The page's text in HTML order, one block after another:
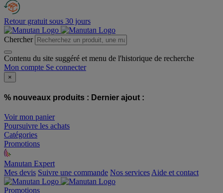
Retour gratuit sous 30 jours
Chercher
Contenu du site suggéré et menu de l'historique de recherche
Mon compte Se connecter
×
% nouveaux produits : Dernier ajout :
Voir mon panier
Poursuivre les achats
Catégories
Promotions
Manutan Expert
offre reconditionnée
Mes devis Suivre une commande Nos services